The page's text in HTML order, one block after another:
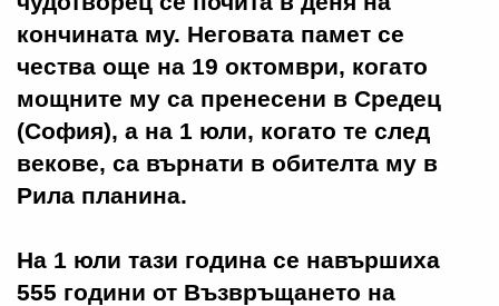
кончината му. Неговата памет се
чества още на 19 октомври, когато
мощните му са пренесени в Средец
(София), а на 1 юли, когато те след
векове, са върнати в обителта му в
Рила планина.
На 1 юли тази година се навършиха
555 години от Възвръщането на